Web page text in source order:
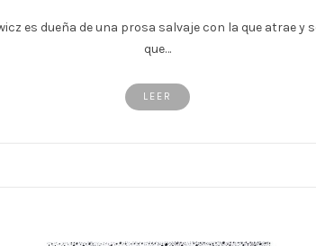
es dueña de una prosa salvaje con la que atrae y
que…
LEER